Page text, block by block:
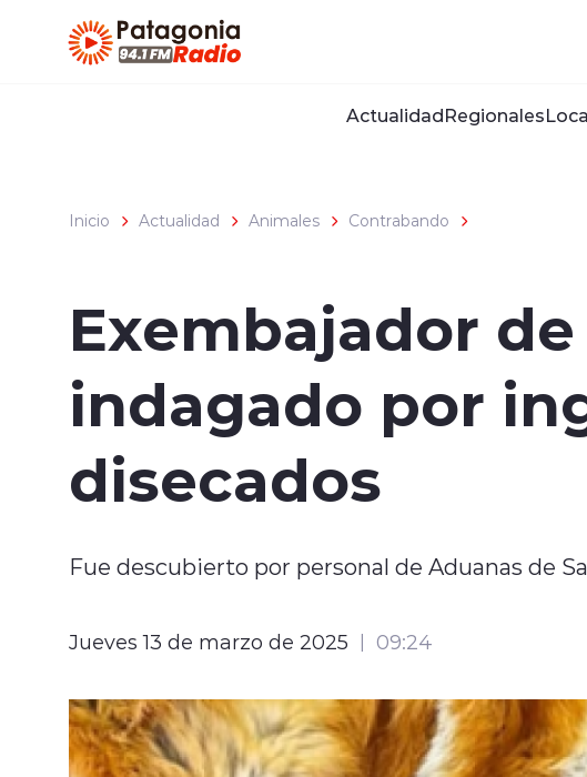
ActualidadRegionales
Inicio Actualidad Animales Contrabando
Exembajador
indagado por
disecados
Fue descubierto por personal de Aduanas de
Jueves 13 de marzo de 2025 09:24